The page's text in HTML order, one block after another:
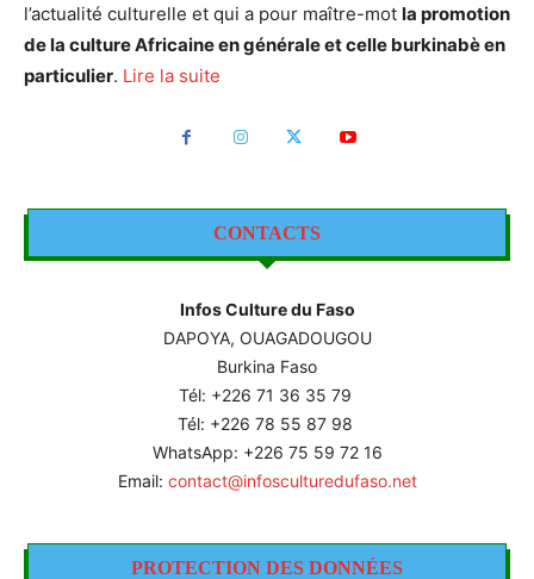
l’actualité culturelle et qui a pour maître-mot la promotion
de la culture Africaine en générale et celle burkinabè en
particulier. Lire la suite
CONTACTS
Infos Culture du Faso
DAPOYA, OUAGADOUGOU
Burkina Faso
Tél: +226 71 36 35 79
Tél: +226 78 55 87 98
WhatsApp: +226 75 59 72 16
Email: contact@infosculturedufaso.net
PROTECTION DES DONNÉES